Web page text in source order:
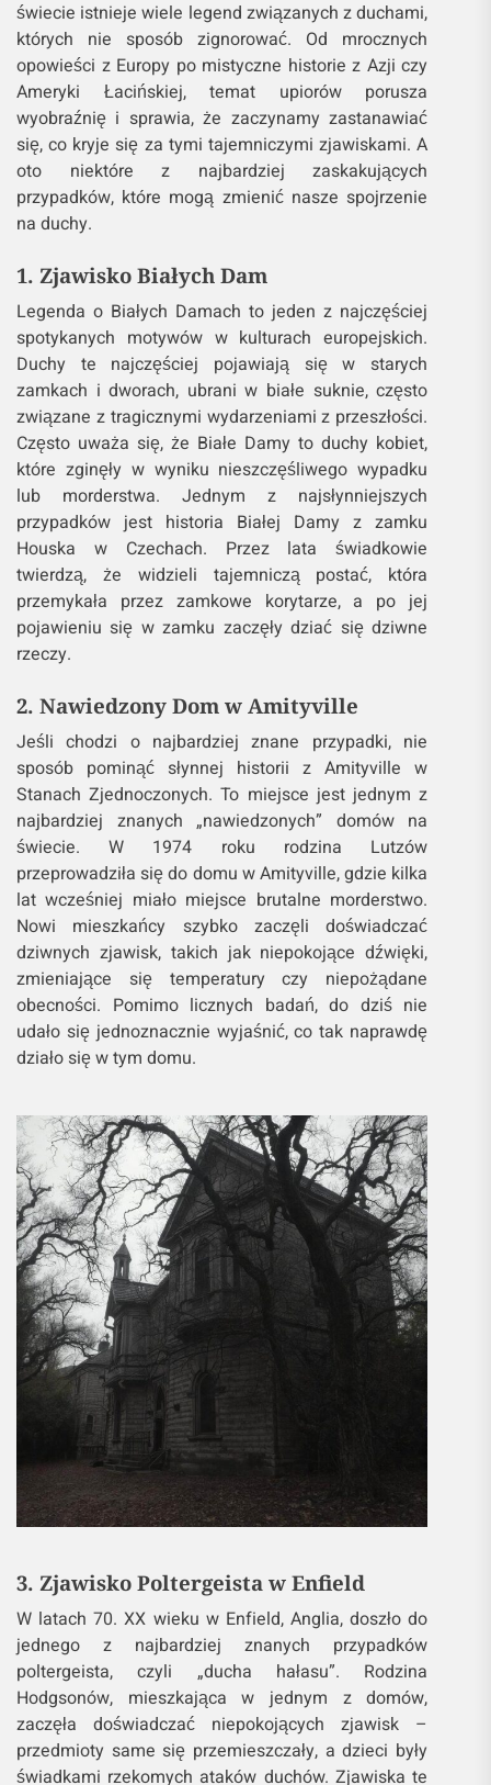
świecie istnieje wiele legend związanych z duchami,
których nie sposób zignorować. Od mrocznych
opowieści z Europy po mistyczne historie z Azji czy
Ameryki Łacińskiej, temat upiorów porusza
wyobraźnię i sprawia, że zaczynamy zastanawiać
się, co kryje się za tymi tajemniczymi zjawiskami. A
oto niektóre z najbardziej zaskakujących
przypadków, które mogą zmienić nasze spojrzenie
na duchy.
1. Zjawisko Białych Dam
Legenda o Białych Damach to jeden z najczęściej
spotykanych motywów w kulturach europejskich.
Duchy te najczęściej pojawiają się w starych
zamkach i dworach, ubrani w białe suknie, często
związane z tragicznymi wydarzeniami z przeszłości.
Często uważa się, że Białe Damy to duchy kobiet,
które zginęły w wyniku nieszczęśliwego wypadku
lub morderstwa. Jednym z najsłynniejszych
przypadków jest historia Białej Damy z zamku
Houska w Czechach. Przez lata świadkowie
twierdzą, że widzieli tajemniczą postać, która
przemykała przez zamkowe korytarze, a po jej
pojawieniu się w zamku zaczęły dziać się dziwne
rzeczy.
2. Nawiedzony Dom w Amityville
Jeśli chodzi o najbardziej znane przypadki, nie
sposób pominąć słynnej historii z Amityville w
Stanach Zjednoczonych. To miejsce jest jednym z
najbardziej znanych „nawiedzonych” domów na
świecie. W 1974 roku rodzina Lutzów
przeprowadziła się do domu w Amityville, gdzie kilka
lat wcześniej miało miejsce brutalne morderstwo.
Nowi mieszkańcy szybko zaczęli doświadczać
dziwnych zjawisk, takich jak niepokojące dźwięki,
zmieniające się temperatury czy niepożądane
obecności. Pomimo licznych badań, do dziś nie
udało się jednoznacznie wyjaśnić, co tak naprawdę
działo się w tym domu.
3. Zjawisko Poltergeista w Enfield
W latach 70. XX wieku w Enfield, Anglia, doszło do
jednego z najbardziej znanych przypadków
poltergeista, czyli „ducha hałasu”. Rodzina
Hodgsonów, mieszkająca w jednym z domów,
zaczęła doświadczać niepokojących zjawisk –
przedmioty same się przemieszczały, a dzieci były
świadkami rzekomych ataków duchów. Zjawiska te